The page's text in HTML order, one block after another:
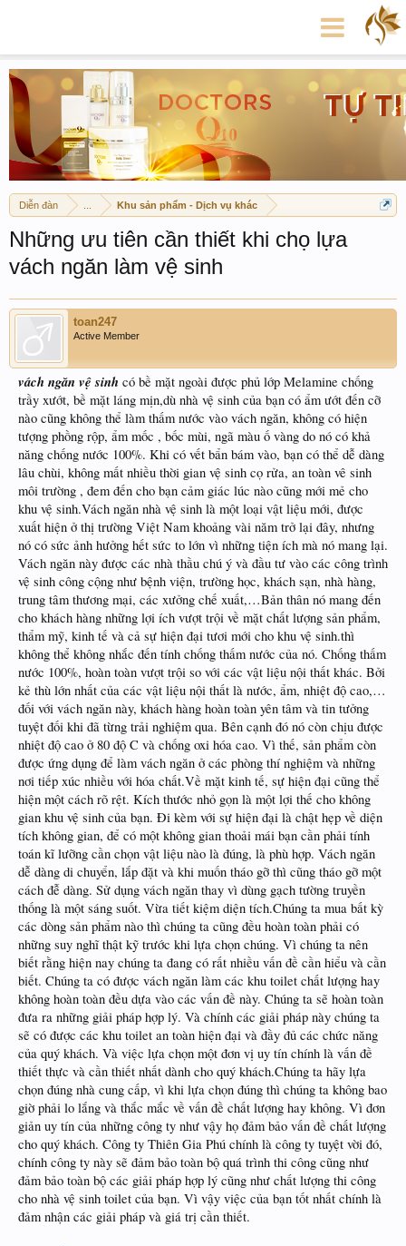
Diễn đàn Khu sản phẩm - Dịch vụ khác
Những ưu tiên cần thiết khi chọ lựa
vách ngăn làm vệ sinh
toan247
Active Member
vách ngăn vệ sinh có bề mặt ngoài được phủ lớp Melamine chống
trầy xướt, bề mặt láng mịn,dù nhà vệ sinh của bạn có ẩm ướt đến cỡ
nào cũng không thể làm thấm nước vào vách ngăn, không có hiện
tượng phồng rộp, ẩm mốc , bốc mùi, ngã màu ố vàng do nó có khả
năng chống nước 100%. Khi có vết bẩn bám vào, bạn có thể dễ dàng
lâu chùi, không mất nhiều thời gian vệ sinh cọ rửa, an toàn vê sinh
môi trường , đem đến cho bạn cảm giác lúc nào cũng mới mẻ cho
khu vệ sinh.Vách ngăn nhà vệ sinh là một loại vật liệu mới, được
xuất hiện ở thị trường Việt Nam khoảng vài năm trở lại đây, nhưng
nó có sức ảnh hưởng hết sức to lớn vì những tiện ích mà nó mang lại.
Vách ngăn này được các nhà thầu chú ý và đầu tư vào các công trình
vệ sinh công cộng như bệnh viện, trường học, khách sạn, nhà hàng,
trung tâm thương mại, các xưởng chế xuất,…Bản thân nó mang đến
cho khách hàng những lợi ích vượt trội về mặt chất lượng sản phẩm,
thẩm mỹ, kinh tế và cả sự hiện đại tươi mới cho khu vệ sinh.thì
không thể không nhắc đến tính chống thấm nước của nó. Chống thấm
nước 100%, hoàn toàn vượt trội so với các vật liệu nội thất khác. Bởi
kẻ thù lớn nhất của các vật liệu nội thất là nước, ẩm, nhiệt độ cao,…
đối với vách ngăn này, khách hàng hoàn toàn yên tâm và tin tưởng
tuyệt đối khi đã từng trải nghiệm qua. Bên cạnh đó nó còn chịu được
nhiệt độ cao ở 80 độ C và chống oxi hóa cao. Vì thế, sản phẩm còn
được ứng dụng để làm vách ngăn ở các phòng thí nghiệm và những
nơi tiếp xúc nhiều với hóa chất.Về mặt kinh tế, sự hiện đại cũng thể
hiện một cách rõ rệt. Kích thước nhỏ gọn là một lợi thế cho không
gian khu vệ sinh của bạn. Đi kèm với sự hiện đại là chật hẹp về diện
tích không gian, để có một không gian thoải mái bạn cần phải tính
toán kĩ lưỡng cần chọn vật liệu nào là đúng, là phù hợp. Vách ngăn
dễ dàng di chuyển, lắp đặt và khi muốn tháo gỡ thì cũng tháo gỡ một
cách đễ dàng. Sử dụng vách ngăn thay vì dùng gạch tường truyền
thống là một sáng suốt. Vừa tiết kiệm diện tích.Chúng ta mua bất kỳ
các dòng sản phẩm nào thì chúng ta cũng đều hoàn toàn phải có
những suy nghĩ thật kỹ trước khi lựa chọn chúng. Vì chúng ta nên
biết rằng hiện nay chúng ta đang có rất nhiều vấn đề cần hiểu và cần
biết. Chúng ta có được vách ngăn làm các khu toilet chất lượng hay
không hoàn toàn đều dựa vào các vấn đề này. Chúng ta sẽ hoàn toàn
đưa ra những giải pháp hợp lý. Và chính các giải pháp này chúng ta
sẽ có được các khu toilet an toàn hiện đại và đầy đủ các chức năng
của quý khách. Và việc lựa chọn một đơn vị uy tín chính là vấn đề
thiết thực và cần thiết nhất dành cho quý khách.Chúng ta hãy lựa
chọn đúng nhà cung cấp, vì khi lựa chọn đúng thì chúng ta không bao
giờ phải lo lắng và thắc mắc về vấn đề chất lượng hay không. Vì đơn
giản uy tín của những công ty như vậy họ đảm bảo vấn đề chất lượng
cho quý khách. Công ty Thiên Gia Phú chính là công ty tuyệt vời đó,
chính công ty này sẽ đảm bảo toàn bộ quá trình thi công cũng như
đảm bảo toàn bộ các giải pháp hợp lý cũng như chất lượng thi công
cho nhà vệ sinh toilet của bạn. Vì vậy việc của bạn tốt nhất chính là
đảm nhận các giải pháp và giá trị cần thiết.